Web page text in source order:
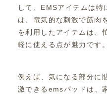
して、EMSアイテムは特
は、電気的な刺激で筋肉
を利用したアイテムは、
軽に使える点が魅力です。
例えば、気になる部分に
激できるemsパッドは、